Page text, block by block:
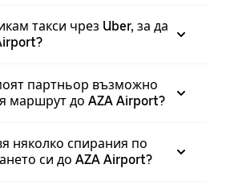
такси чрез Uber, за да
партньор възможно
маршрут до AZA Airport?
няколко спирания по
си до AZA Airport?